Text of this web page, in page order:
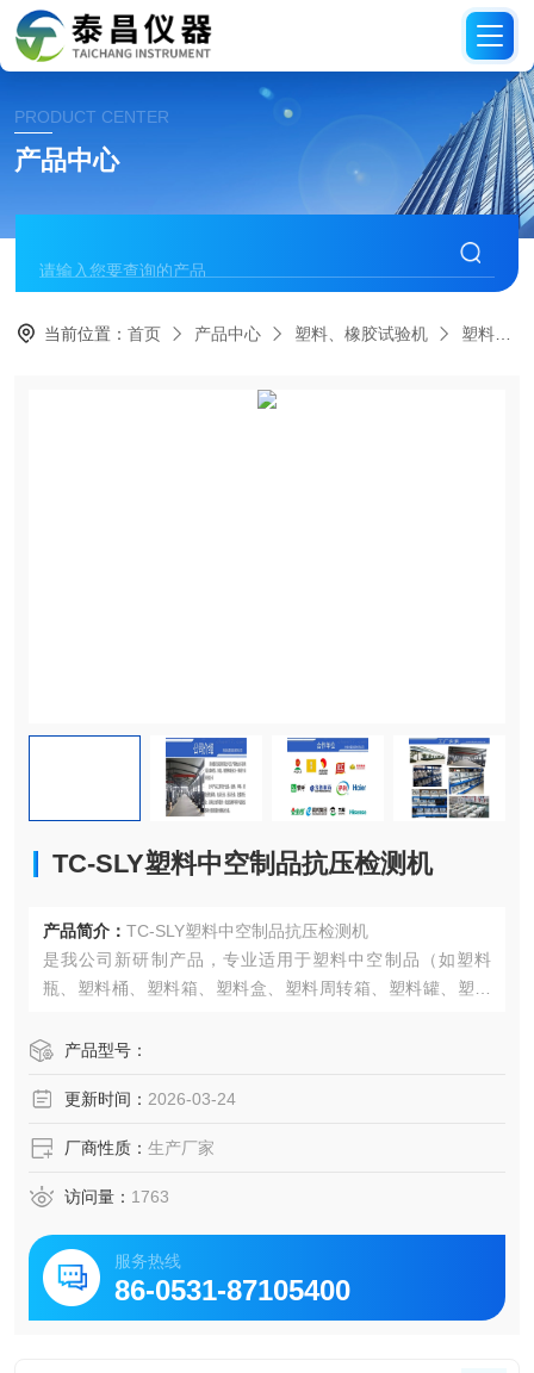
PRODUCT CENTER
产品中心
当前位置：首页 产品中心 塑料、橡胶试验机 塑料中空制品抗压
TC-SLY塑料中空制品抗压检测机
产品简介： TC-SLY塑料中空制品抗压检测机
是我公司新研制产品，专业适用于塑料中空制品（如塑料
瓶、塑料桶、塑料箱、塑料盒、塑料周转箱、塑料罐、塑料
塑料中空制品试验的特殊要求，配备塑料中空制品的控制操
产品型号：
更新时间： 2026-03-24
厂商性质： 生产厂家
访问量： 1763
服务热线
86-0531-87105400